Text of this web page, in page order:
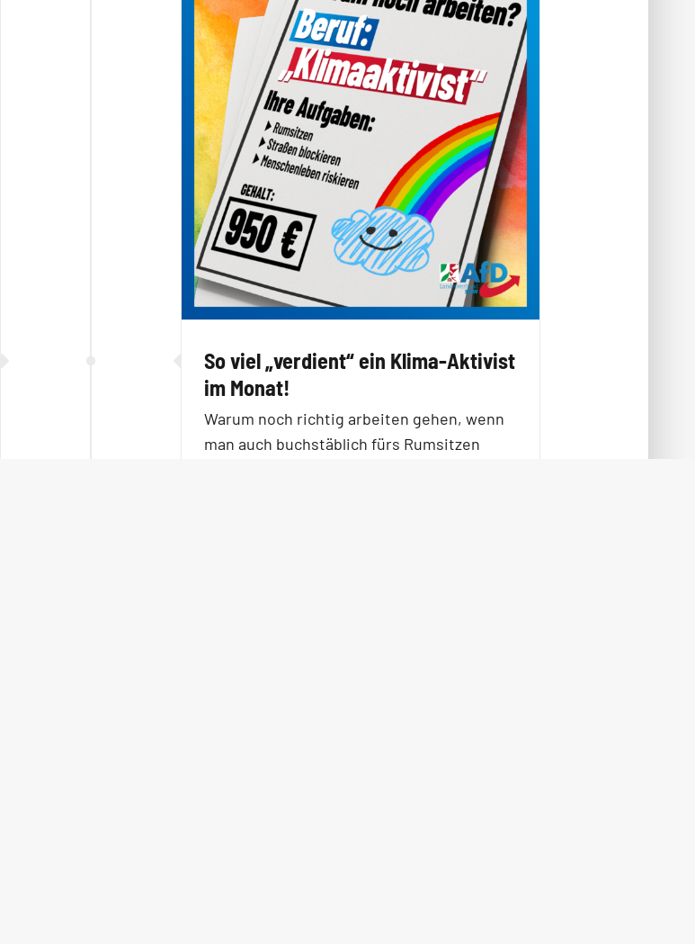
So viel „verdient“ ein Klima-Aktivist
im Monat!
Warum noch richtig arbeiten gehen, wenn
man auch buchstäblich fürs Rumsitzen